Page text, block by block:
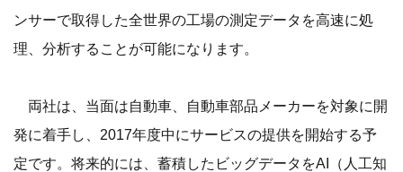
ンサーで取得した全世界の工場の測定データを高速に処
理、分析することが可能になります。
両社は、当面は自動車、自動車部品メーカーを対象に開
発に着手し、2017年度中にサービスの提供を開始する予
定です。将来的には、蓄積したビッグデータをAI（人工知